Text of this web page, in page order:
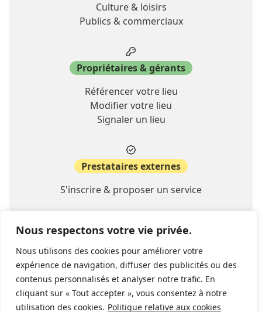
Nous respectons votre vie privée.
Nous utilisons des cookies pour améliorer votre
expérience de navigation, diffuser des publicités ou des
contenus personnalisés et analyser notre trafic. En
cliquant sur « Tout accepter », vous consentez à notre
utilisation des cookies. Politique relative aux cookies
Culture & loisirs
Publics & commerciaux
Propriétaires & gérants
Référencer votre lieu
Modifier votre lieu
Signaler un lieu
Prestataires externes
S'inscrire & proposer un service
A propos
Contact
FAQ